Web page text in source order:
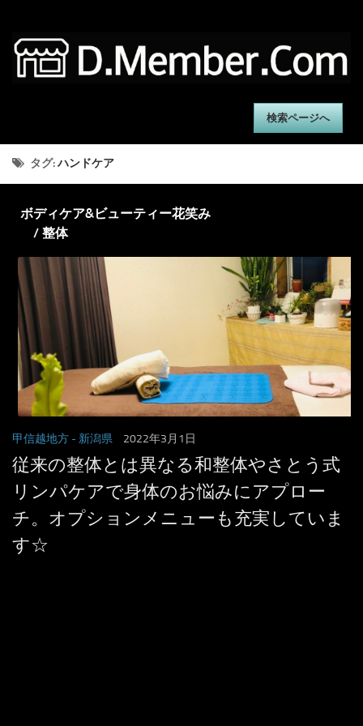
検索ページへ
タグ:ハンドケア
ボディケア&ビューティー花笑み
/ 整体
甲信越地方 - 新潟県 2022年3月1日
従来の整体とは異なる和整体やさとう式
リンパケアで身体のお悩みにアプロー
チ。オプションメニューも充実していま
す☆